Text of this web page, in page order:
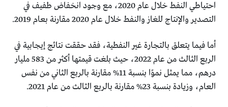
احتياطي النفط خلال عام 2020، مع وجود انخفاض طفيف في
التصدير والإنتاج للغاز والنفط خلال عام 2020 مقارنة بعام 2019.
أما فيما يتعلق بالتجارة غير النفطية، فقد حققت نتائج إيجابية في
الربع الثالث من عام 2022، حيث بلغت قيمتها أكثر من 583 مليار
درهم، مما يمثل نموًا بنسبة 11% مقارنة بالربع الثاني من نفس
العام، وزيادة بنسبة 23% مقارنة بالربع الثالث من عام 2021.